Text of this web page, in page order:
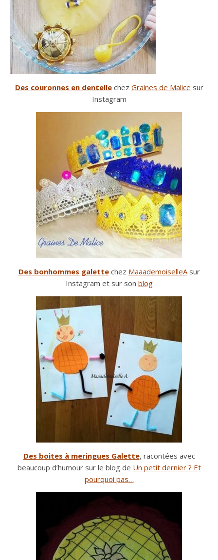
Des couronnes en dentellechez Graines de Malice sur
Instagram
Des bonhommes galettechez MaaademoiselleAsur
Instagram et sur son blog
Des boites à meringues Galette, racontées avec
beaucoup d’humour sur le blog de Un petit dernier ? Et
pourquoi pas…